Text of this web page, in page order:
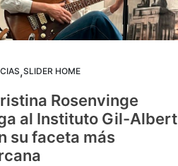
,SLIDER HOME
Rosenvinge
al Instituto Gil-Albert
su faceta más